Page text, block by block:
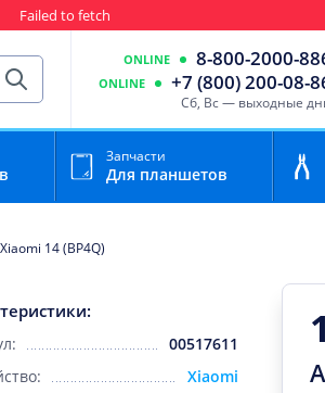
Failed to fetch
Найти
8-800-2000-
ONLINE
+7 (800) 200-08-
ONLINE
Cб, Вс — выходные
Запчасти
Для планшетов
14 (BP4Q)
00517611
Xiaomi